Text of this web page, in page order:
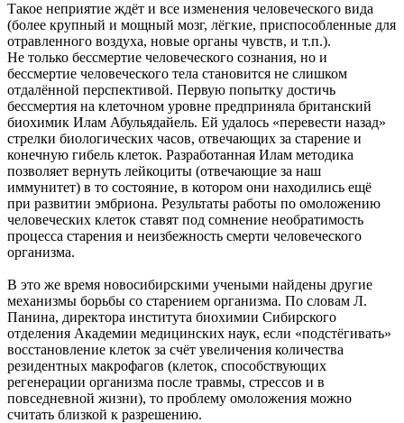
Такое неприятие ждёт и все изменения человеческого вида
(более крупный и мощный мозг, лёгкие, приспособленные для
отравленного воздуха, новые органы чувств, и т.п.).
Не только бессмертие человеческого сознания, но и
бессмертие человеческого тела становится не слишком
отдалённой перспективой. Первую попытку достичь
бессмертия на клеточном уровне предприняла британский
биохимик Илам Абульядайель. Ей удалось «перевести назад»
стрелки биологических часов, отвечающих за старение и
конечную гибель клеток. Разработанная Илам методика
позволяет вернуть лейкоциты (отвечающие за наш
иммунитет) в то состояние, в котором они находились ещё
при развитии эмбриона. Результаты работы по омоложению
человеческих клеток ставят под сомнение необратимость
процесса старения и неизбежность смерти человеческого
организма.
В это же время новосибирскими учеными найдены другие
механизмы борьбы со старением организма. По словам Л.
Панина, директора института биохимии Сибирского
отделения Академии медицинских наук, если «подстёгивать»
восстановление клеток за счёт увеличения количества
резидентных макрофагов (клеток, способствующих
регенерации организма после травмы, стрессов и в
повседневной жизни), то проблему омоложения можно
считать близкой к разрешению.